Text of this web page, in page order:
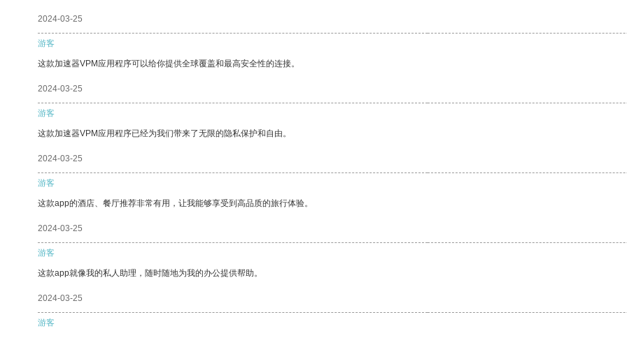
2024-03-25
游客
这款加速器VPM应用程序可以给你提供全球覆盖和最高安全性的连接。
2024-03-25
游客
这款加速器VPM应用程序已经为我们带来了无限的隐私保护和自由。
2024-03-25
游客
这款app的酒店、餐厅推荐非常有用，让我能够享受到高品质的旅行体验。
2024-03-25
游客
这款app就像我的私人助理，随时随地为我的办公提供帮助。
2024-03-25
游客